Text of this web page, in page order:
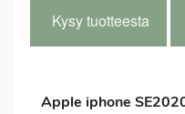
Kysy tuotteesta
Apple iphone